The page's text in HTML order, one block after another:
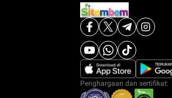
Penghargaan dan sertifikat: